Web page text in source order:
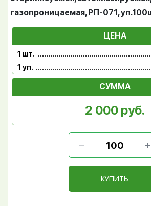
газопроницаемая, РП-071,
ЦЕНА
1 шт.
1 уп.
СУММА
2 000 руб.
КУПИТЬ